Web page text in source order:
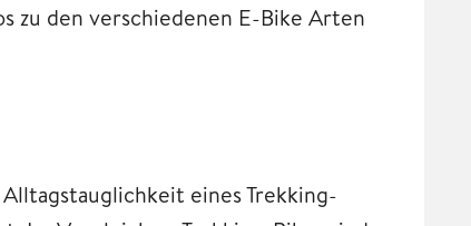
zu den verschiedenen E-Bike Arten
eines Trekking-